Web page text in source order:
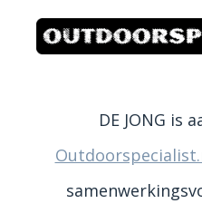
DE JONG is